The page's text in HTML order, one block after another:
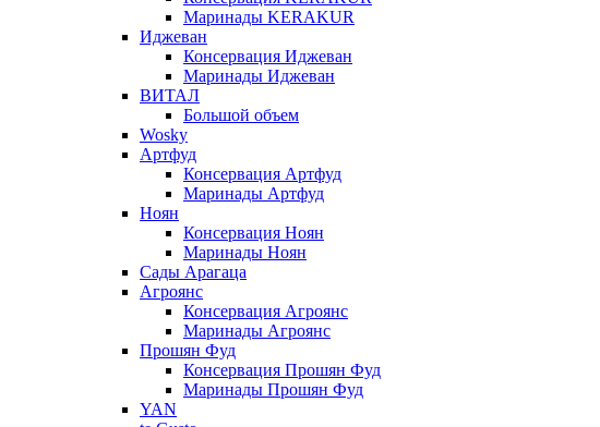
Маринады KERAKUR
Иджеван
Консервация Иджеван
Маринады Иджеван
ВИТАЛ
Большой объем
Wosky
Артфуд
Консервация Артфуд
Маринады Артфуд
Ноян
Консервация Ноян
Маринады Ноян
Сады Арагаца
Агроянс
Консервация Агроянс
Маринады Агроянс
Прошян Фуд
Консервация Прошян Фуд
Маринады Прошян Фуд
YAN